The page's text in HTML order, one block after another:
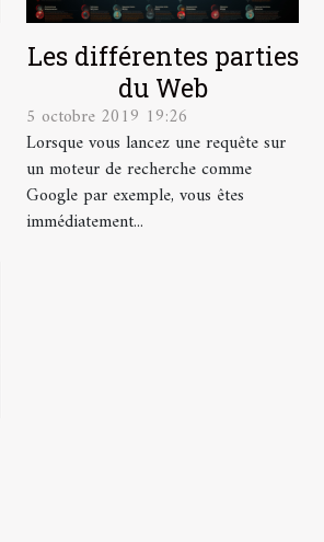
Les différentes parties
du Web
5 octobre 2019 19:26
Lorsque vous lancez une requête sur
un moteur de recherche comme
Google par exemple, vous êtes
immédiatement...